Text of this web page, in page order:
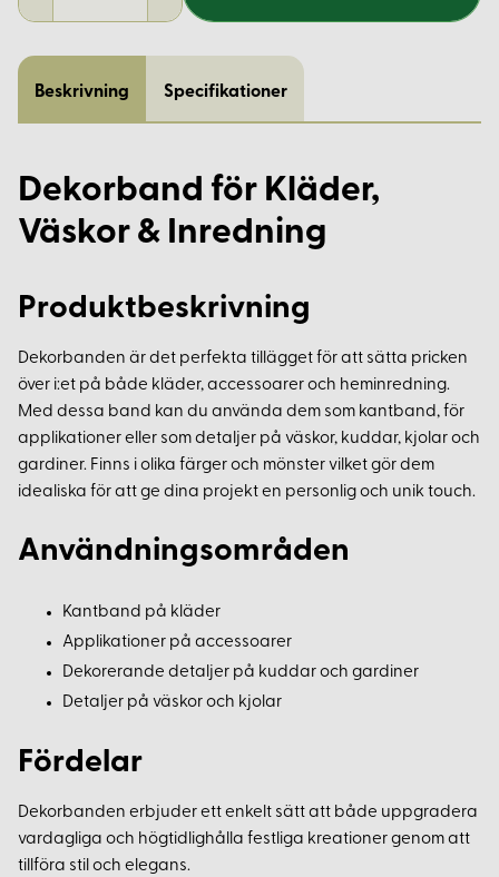
Beskrivning Specifikationer
Dekorband för Kläder,
Väskor & Inredning
Produktbeskrivning
Dekorbanden är det perfekta tillägget för att sätta pricken
över i:et på både kläder, accessoarer och heminredning.
Med dessa band kan du använda dem som kantband, för
applikationer eller som detaljer på väskor, kuddar, kjolar och
gardiner. Finns i olika färger och mönster vilket gör dem
idealiska för att ge dina projekt en personlig och unik touch.
Användningsområden
Kantband på kläder
Applikationer på accessoarer
Dekorerande detaljer på kuddar och gardiner
Detaljer på väskor och kjolar
Fördelar
Dekorbanden erbjuder ett enkelt sätt att både uppgradera
vardagliga och högtidlighålla festliga kreationer genom att
tillföra stil och elegans.